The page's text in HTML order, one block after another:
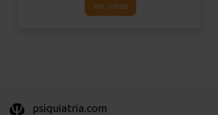
Ver curso
psiquiatria.com